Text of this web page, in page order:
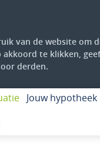
van de website om
te klikken,
derden.
Jouw hypotheek